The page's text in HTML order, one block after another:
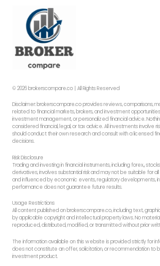
© 2026 brokerscompare.co | All Rights Reserved
Disclaimer: brokerscompare.co provides reviews, comparisons,
related to financial markets, brokers, and investment
investment management, or personalized financial advice.
considered financial, legal, or tax advice. All investments involve
should conduct their own research and consult with a licensed
decisions.
Risk Disclosure
Trading and investing in financial instruments, including forex,,
derivatives, involves substantial risk and may not be suitable for
and influenced by economic events, regulatory developments,
performance does not guarantee future results.
Usage Restrictions
All content published on brokerscompare.co, including text,
by applicable copyright and intellectual property laws. No
reproduced, distributed, modified, or transmitted without prior
The information available on this website is provided strictly for
does not constitute an offer, solicitation, or recommendation to
investment product.